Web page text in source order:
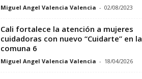
Miguel Angel Valencia Valencia - 02/08/2023
Cali fortalece la atención a mujeres
cuidadoras con nuevo “Cuidarte” en la
comuna 6
Miguel Angel Valencia Valencia - 18/04/2026